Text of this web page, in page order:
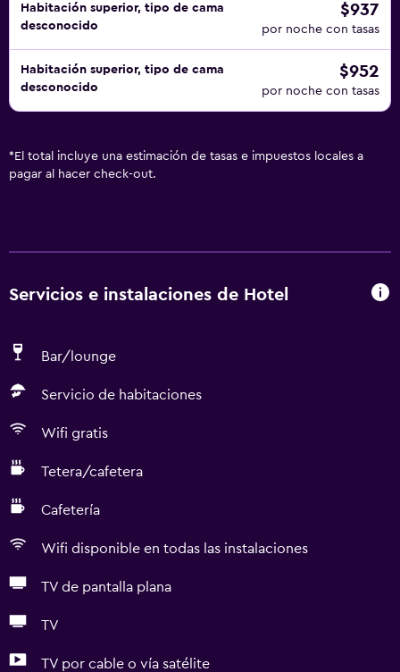
Habitación superior, tipo de cama
desconocido
$937
por noche con tasas
Habitación superior, tipo de cama
desconocido
$952
por noche con tasas
* El total incluye una estimación de tasas e impuestos locales a
pagar al hacer check-out.
Servicios e instalaciones de Hotel
Bar/lounge
Servicio de habitaciones
Wifi gratis
Tetera/cafetera
Cafetería
Wifi disponible en todas las instalaciones
TV de pantalla plana
TV
TV por cable o vía satélite